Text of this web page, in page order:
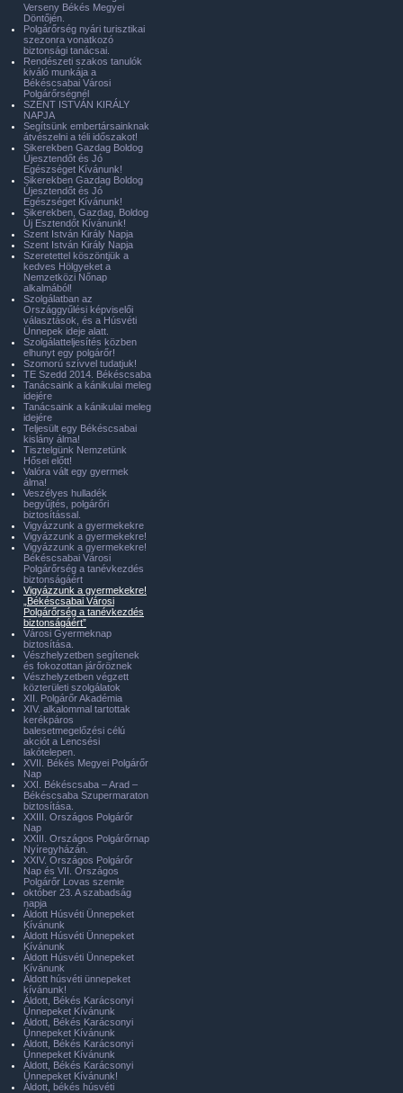
Verseny Békés Megyei
Döntőjén.
Polgárőrség nyári turisztikai
szezonra vonatkozó
biztonsági tanácsai.
Rendészeti szakos tanulók
kiváló munkája a
Békéscsabai Városi
Polgárőrségnél
SZENT ISTVÁN KIRÁLY
NAPJA
Segítsünk embertársainknak
átvészelni a téli időszakot!
Sikerekben Gazdag Boldog
Újesztendőt és Jó
Egészséget Kívánunk!
Sikerekben Gazdag Boldog
Újesztendőt és Jó
Egészséget Kívánunk!
Sikerekben, Gazdag, Boldog
Új Esztendőt Kívánunk!
Szent István Király Napja
Szent István Király Napja
Szeretettel köszöntjük a
kedves Hölgyeket a
Nemzetközi Nőnap
alkalmából!
Szolgálatban az
Országgyűlési képviselői
választások, és a Húsvéti
Ünnepek ideje alatt.
Szolgálatteljesítés közben
elhunyt egy polgárőr!
Szomorú szívvel tudatjuk!
TE Szedd 2014. Békéscsaba
Tanácsaink a kánikulai meleg
idejére
Tanácsaink a kánikulai meleg
idejére
Teljesült egy Békéscsabai
kislány álma!
Tisztelgünk Nemzetünk
Hősei előtt!
Valóra vált egy gyermek
álma!
Veszélyes hulladék
begyűjtés, polgárőri
biztosítással.
Vigyázzunk a gyermekekre
Vigyázzunk a gyermekekre!
Vigyázzunk a gyermekekre!
Békéscsabai Városi
Polgárőrség a tanévkezdés
biztonságáért
Vigyázzunk a gyermekekre!
„Békéscsabai Városi
Polgárőrség a tanévkezdés
biztonságáért”
Városi Gyermeknap
biztosítása.
Vészhelyzetben segítenek
és fokozottan járőröznek
Vészhelyzetben végzett
közterületi szolgálatok
XII. Polgárőr Akadémia
XIV. alkalommal tartottak
kerékpáros
balesetmegelőzési célú
akciót a Lencsési
lakótelepen.
XVII. Békés Megyei Polgárőr
Nap
XXI. Békéscsaba – Arad –
Békéscsaba Szupermaraton
biztosítása.
XXIII. Országos Polgárőr
Nap
XXIII. Országos Polgárőrnap
Nyíregyházán.
XXIV. Országos Polgárőr
Nap és VII. Országos
Polgárőr Lovas szemle
október 23. A szabadság
napja
Áldott Húsvéti Ünnepeket
Kívánunk
Áldott Húsvéti Ünnepeket
Kívánunk
Áldott Húsvéti Ünnepeket
Kívánunk
Áldott húsvéti ünnepeket
kívánunk!
Áldott, Békés Karácsonyi
Ünnepeket Kívánunk
Áldott, Békés Karácsonyi
Ünnepeket Kívánunk
Áldott, Békés Karácsonyi
Ünnepeket Kívánunk
Áldott, Békés Karácsonyi
Ünnepeket Kívánunk!
Áldott, békés húsvéti